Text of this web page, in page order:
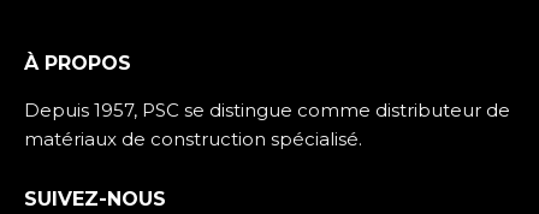
À PROPOS
Depuis 1957, PSC se distingue comme distributeur de
matériaux de construction spécialisé.
SUIVEZ-NOUS